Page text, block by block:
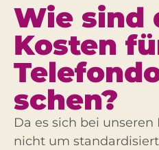
Wie sind
Kosten
schen?
Da es sich bei
nicht um